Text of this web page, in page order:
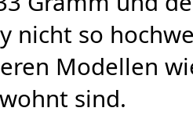
nicht so
Modellen
sind.